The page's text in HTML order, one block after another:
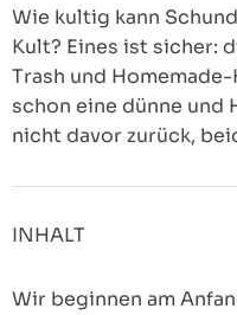
Wie kultig kann
Kult? Eines ist sicher:
Trash und
schon eine dünne und
nicht davor zurück,
INHALT
Wir beginnen am